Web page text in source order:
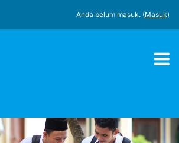
Anda belum masuk. (Masuk)